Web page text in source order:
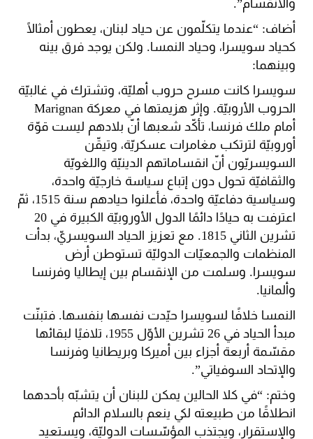
والانقسام”.
أضاف: “عندما يتكلّمون عن حياد لبنان، يعطون أمثالًا
كحياد سويسرا، وحياد النمسا. ولكن يوجد فرق بينه
وبينهما:
سويسرا كانت مسرح حروب أهليّة، وتشترك في غالبيّة
الحروب الأروبيّة. وإثر هزيمتها في معركة Marignan
أمام ملك فرنسا، تأكّد شعبها أنّ بلادهم ليست قوّة
أوروبيّة لترتكب مغامرات عسكريّة، وتيقّن
السويسريّون أنّ انقساماتهم الدينيّة واللغويّة
والثقافيّة تحول دون إتباع سياسة خارجيّة واحدة،
وسياسية دفاعيّة واحدة، فأعلنوا حيادهم سنة 1515، ثمّ
اعترفت به حيادًا دائمًا الدول الأوروبيّة الكبيرة في 20
تشرين الثاني 1815. مع تعزيز الحياد السويسريّ، بدأت
المنظمات والجمعيّات الدوليّة تستوطن أرض
سويسرا. وسلمت من الإنقسام بين إيطاليا وفرنسا
وألمانيا.
النمسا خلافًا لسويسرا حيّدت نفسها بنفسها. فتبنّت
مبدأ الحياد في 26 تشرين الأوّل 1955، تلافيًا لبقائها
مقسّمة أربعة أجزاء بين أميركا وبريطانيا وفرنسا
والإتحاد السوفياتي”.
وختم: “في كلا الحالين يمكن للبنان أن يتشبّه بأحدهما
انطلاقًا من طبيعته لكي ينعم بالسلام الدائم
والإستقرار، ويجتذب المؤسّسات الدوليّة، ويستعيد